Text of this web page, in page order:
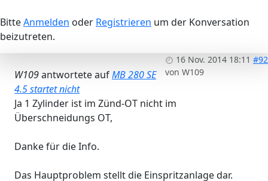
BitteAnmelden oder Registrieren um der Konversation
beizutreten.
16 Nov. 2014 18:11 #92
von W109
W109antwortete aufMB 280 SE
4.5 startet nicht
Ja 1 Zylinder ist im Zünd-OT nicht im
Überschneidungs OT,
Danke für die Info.
Das Hauptproblem stellt die Einspritzanlage dar.